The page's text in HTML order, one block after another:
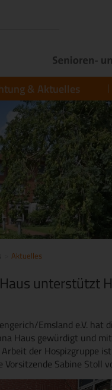
& Aktuelles
Aktuelles
unterstützt
Emsland e.V. hat
Haus gewürdigt und
der Hospizgruppe
Vorsitzende Sabine Stoll